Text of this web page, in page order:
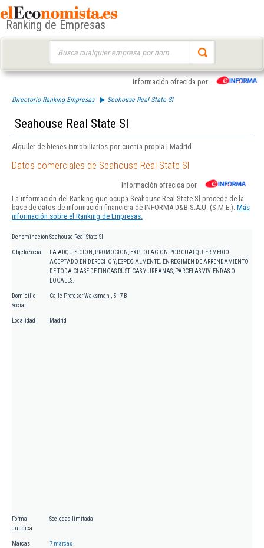
Ranking de Empresas
Información ofrecida por
Directorio Ranking Empresas Seahouse Real State Sl
Seahouse Real State Sl
Alquiler de bienes inmobiliarios por cuenta propia | Madrid
Datos comerciales de Seahouse Real State Sl
Información ofrecida por
La información del Ranking que ocupa Seahouse Real State Sl procede de la
base de datos de información financiera de INFORMA D&B S.A.U. (S.M.E.). Más
información sobre el Ranking de Empresas.
Denominación Seahouse Real State Sl
Objeto Social
LA ADQUISICION, PROMOCION, EXPLOTACION POR CUALQUIER MEDIO
ACEPTADO EN DERECHO Y, ESPECIALMENTE. EN REGIMEN DE ARRENDAMIENTO
DE TODA CLASE DE FINCAS RUSTICAS Y URBANAS, PARCELAS VIVIENDAS O
LOCALES.
Domicilio
Social
Calle Profesor Waksman , 5 - 7 B
Localidad Madrid
Forma
Jurídica
Sociedad limitada
Marcas 7 marcas